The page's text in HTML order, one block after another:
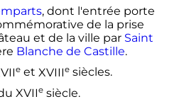
, dont l'entrée porte
de la prise
et de la ville par Saint
Blanche de Castille.
e et XVIIIe siècles.
XVIIe siècle.